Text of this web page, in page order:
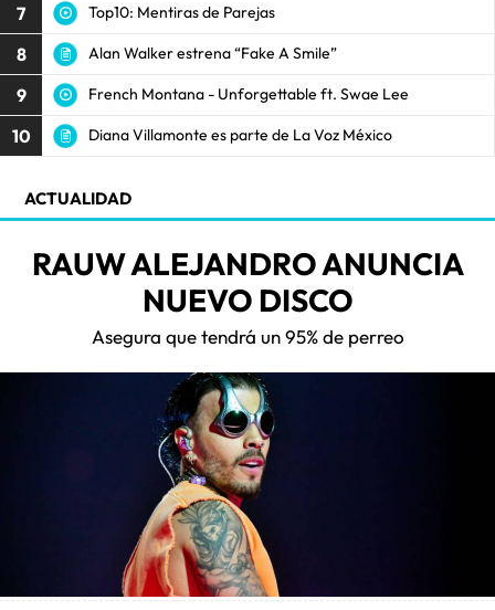
7 Top10: Mentiras de Parejas
8 Alan Walker estrena “Fake A Smile”
9 French Montana - Unforgettable ft. Swae Lee
10 Diana Villamonte es parte de La Voz México
ACTUALIDAD
RAUW ALEJANDRO ANUNCIA
NUEVO DISCO
Asegura que tendrá un 95% de perreo